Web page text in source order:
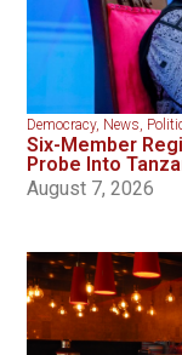
Democracy, News,
Six-Member
Probe Into
August 7, 2026